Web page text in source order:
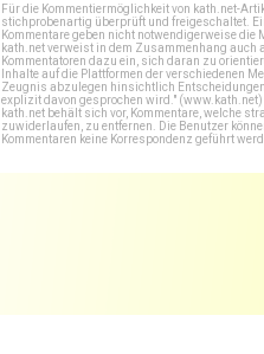
Für die Kommentiermöglichkeit von kath.net-
stichprobenartig überprüft und freigeschaltet.
Kommentare geben nicht notwendigerweise die
kath.net verweist in dem Zusammenhang auch
Kommentatoren dazu ein, sich daran zu
Inhalte auf die Plattformen der verschiedenen
Zeugnis abzulegen hinsichtlich
explizit davon gesprochen wird." (www.kath.net)
kath.net behält sich vor, Kommentare, welche
zuwiderlaufen, zu entfernen. Die Benutzer
Kommentaren keine Korrespondenz geführt